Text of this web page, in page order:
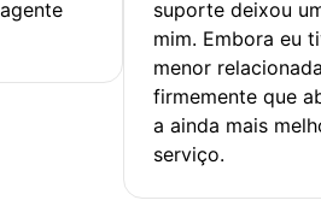
suporte deixou
mim. Embora eu
menor
firmemente que
a ainda mais
serviço.